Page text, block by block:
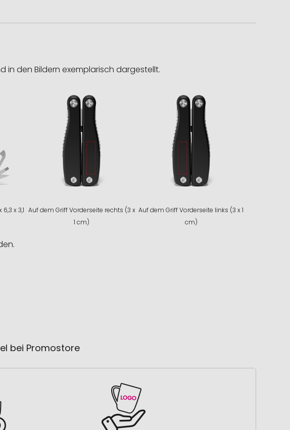
in den Bildern exemplarisch dargestellt.
x 3,1 Auf dem Griff Vorderseite rechts (3 x
1 cm)
Auf dem Griff Vorderseite links (3 x 1
cm)
bei Promostore